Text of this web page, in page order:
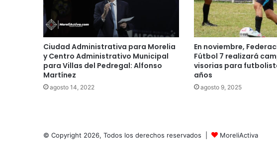
Ciudad Administrativa para Morelia
y Centro Administrativo Municipal
para Villas del Pedregal: Alfonso
Martínez
agosto 14, 2022
En noviembre,
Fútbol 7 realizará
visorias para
años
agosto 9, 2025
© Copyright 2026, Todos los derechos reservados | MoreliActiva